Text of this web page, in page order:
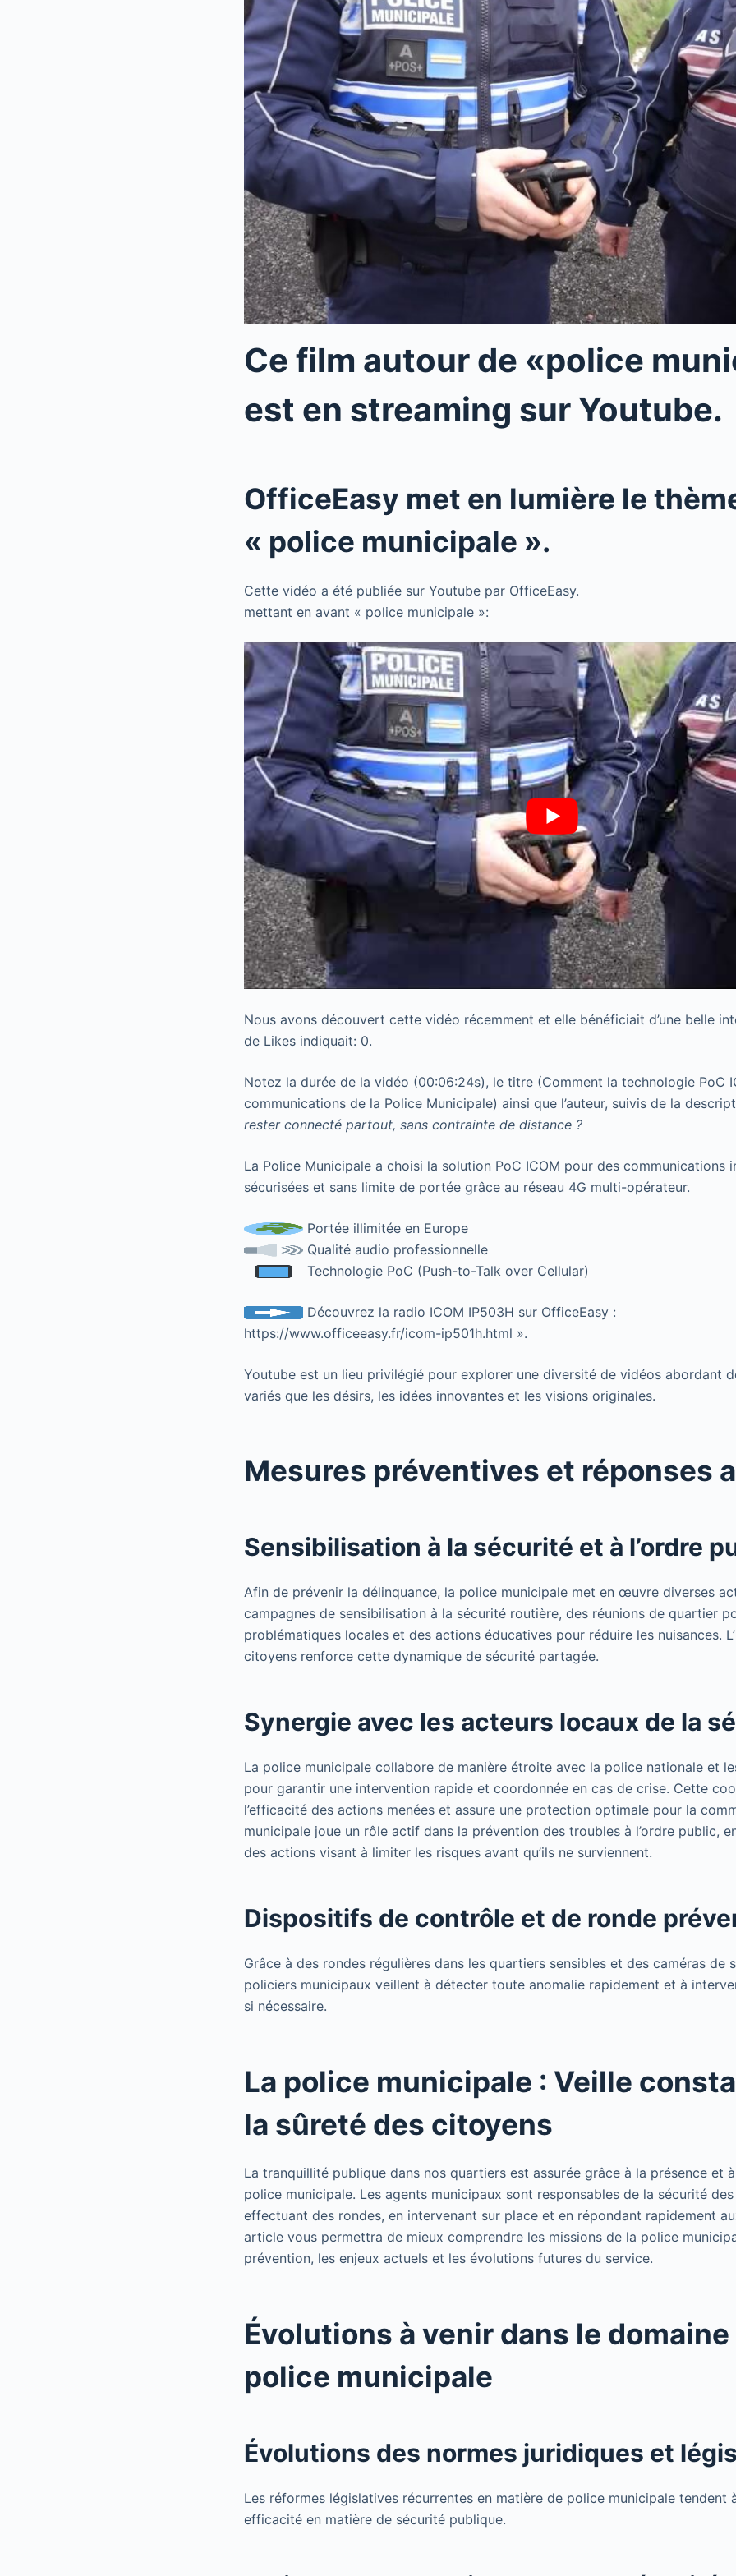
Ce film autour de «police
est en streaming sur Youtube.
OfficeEasy met en lumière le
« police municipale ».
Cette vidéo a été publiée sur Youtube par OfficeEasy.
mettant en avant « police municipale »:
Nous avons découvert cette vidéo récemment et elle bénéficiait d’une belle
de Likes indiquait: 0.
Notez la durée de la vidéo (00:06:24s), le titre (Comment la technologie PoC
communications de la Police Municipale) ainsi que l’auteur, suivis de la
rester connecté partout, sans contrainte de distance ?
La Police Municipale a choisi la solution PoC ICOM pour des communications
sécurisées et sans limite de portée grâce au réseau 4G multi-opérateur.
Portée illimitée en Europe
Qualité audio professionnelle
Technologie PoC (Push-to-Talk over Cellular)
Découvrez la radio ICOM IP503H sur OfficeEasy :
https://www.officeeasy.fr/icom-ip501h.html ».
Youtube est un lieu privilégié pour explorer une diversité de vidéos abordant
variés que les désirs, les idées innovantes et les visions originales.
Mesures préventives et réponses
Sensibilisation à la sécurité et à l’ordre
Afin de prévenir la délinquance, la police municipale met en œuvre diverses
campagnes de sensibilisation à la sécurité routière, des réunions de quartier
problématiques locales et des actions éducatives pour réduire les nuisances.
citoyens renforce cette dynamique de sécurité partagée.
Synergie avec les acteurs locaux de la
La police municipale collabore de manière étroite avec la police nationale et
pour garantir une intervention rapide et coordonnée en cas de crise. Cette
l’efficacité des actions menées et assure une protection optimale pour la
municipale joue un rôle actif dans la prévention des troubles à l’ordre public,
des actions visant à limiter les risques avant qu’ils ne surviennent.
Dispositifs de contrôle et de ronde
Grâce à des rondes régulières dans les quartiers sensibles et des caméras de
policiers municipaux veillent à détecter toute anomalie rapidement et à
si nécessaire.
La police municipale : Veille
la sûreté des citoyens
La tranquillité publique dans nos quartiers est assurée grâce à la présence et à
police municipale. Les agents municipaux sont responsables de la sécurité
effectuant des rondes, en intervenant sur place et en répondant rapidement
article vous permettra de mieux comprendre les missions de la police
prévention, les enjeux actuels et les évolutions futures du service.
Évolutions à venir dans le domaine
police municipale
Évolutions des normes juridiques et
Les réformes législatives récurrentes en matière de police municipale tendent
efficacité en matière de sécurité publique.